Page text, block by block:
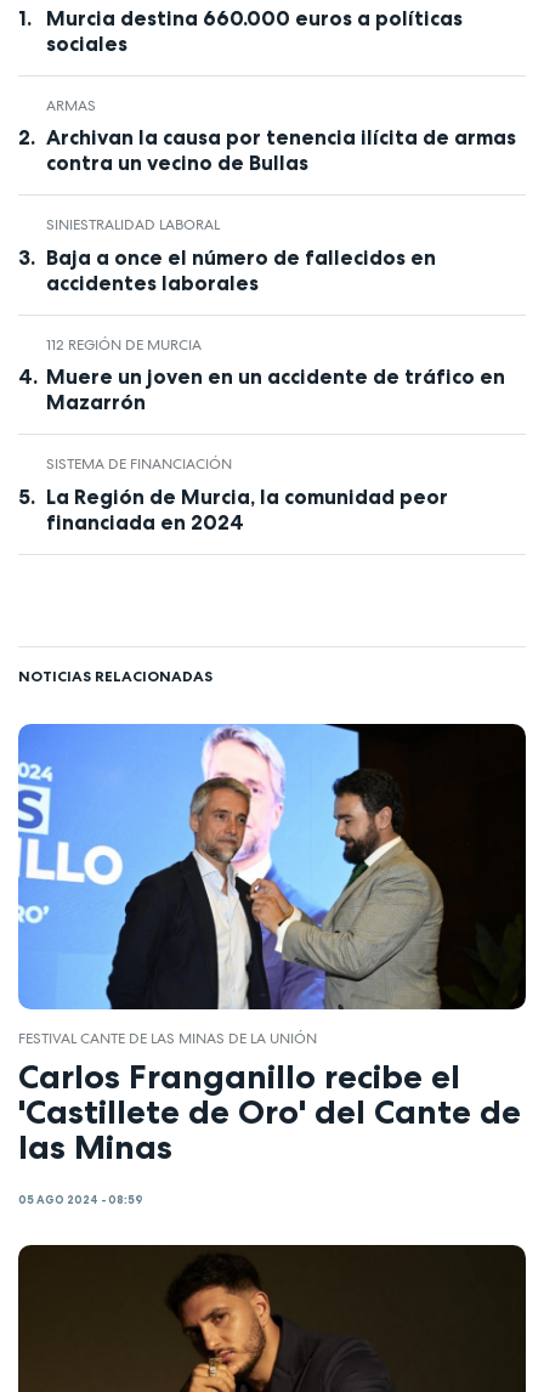
Murcia destina 660.000 euros a políticas
sociales
ARMAS
Archivan la causa por tenencia ilícita de armas
contra un vecino de Bullas
SINIESTRALIDAD LABORAL
Baja a once el número de fallecidos en
accidentes laborales
112 REGIÓN DE MURCIA
Muere un joven en un accidente de tráfico en
Mazarrón
SISTEMA DE FINANCIACIÓN
La Región de Murcia, la comunidad peor
financiada en 2024
NOTICIAS RELACIONADAS
FESTIVAL CANTE DE LAS MINAS DE LA UNIÓN
Carlos Franganillo recibe el
'Castillete de Oro' del Cante de
las Minas
05 AGO 2024 - 08:59